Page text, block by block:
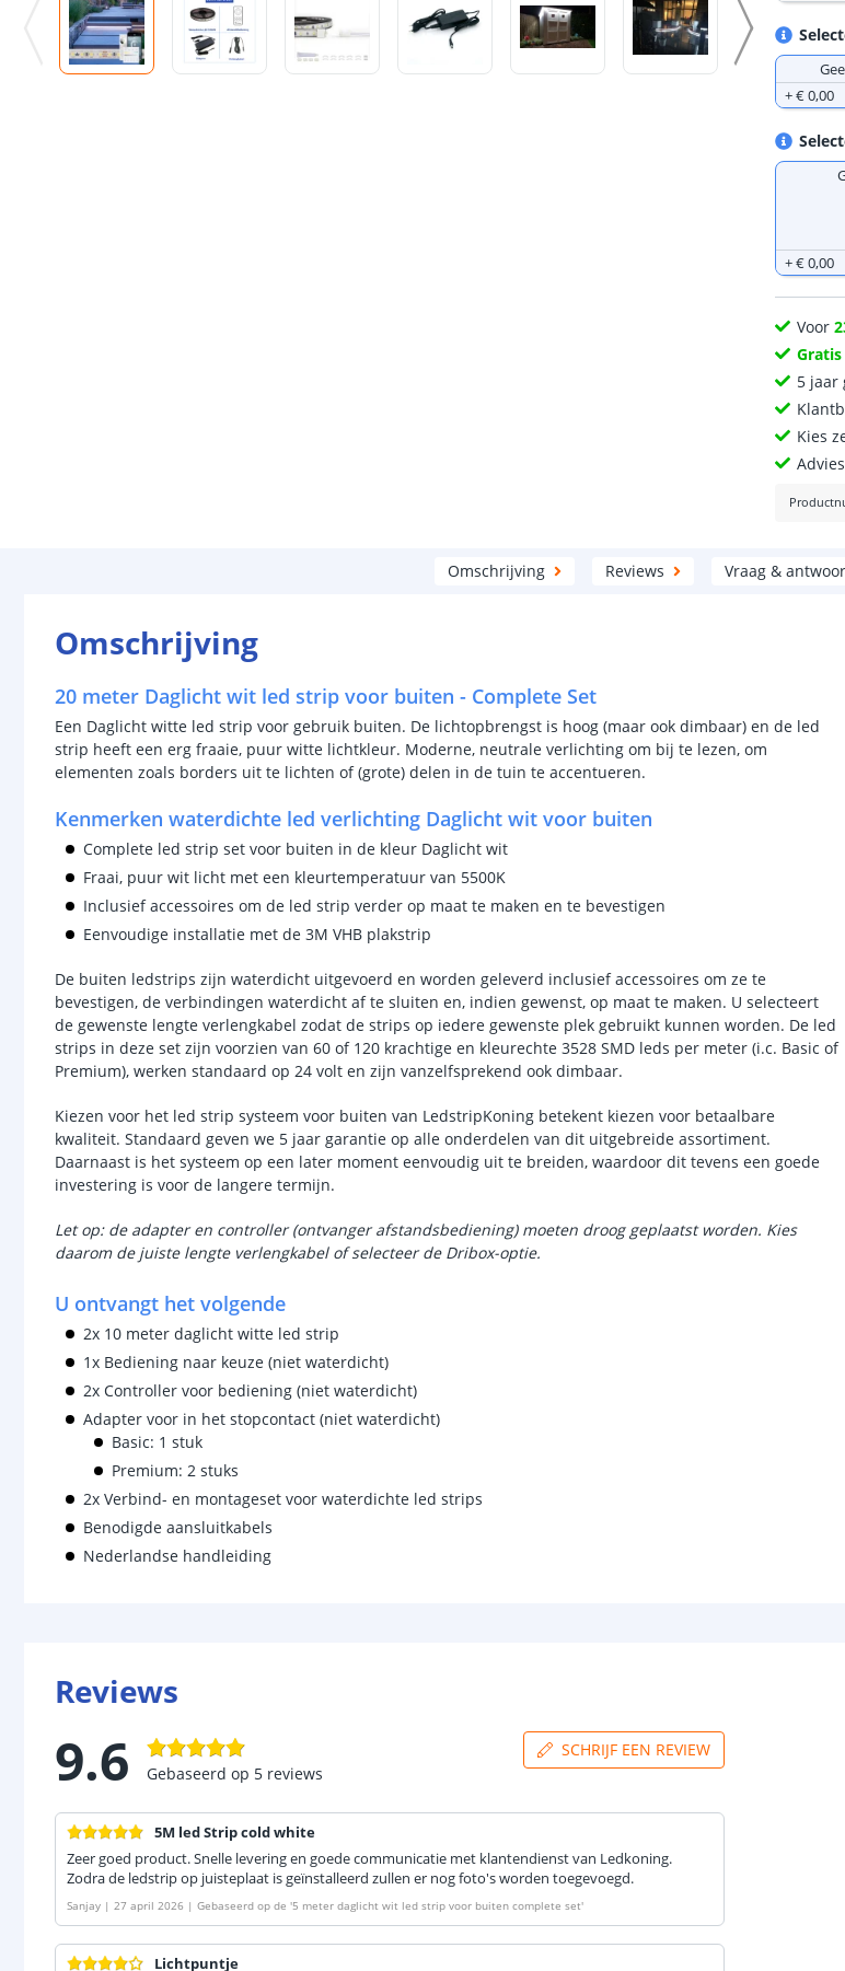
+€ 0,00
+€ 0,00
Voor
Gratis
5 jaar
Kies
Omschrijving Reviews Vraag &
Omschrijving
20 meter Daglicht wit led strip voor buiten - Complete Set
Een Daglicht witte led strip voor gebruik buiten. De lichtopbrengst is hoog (maar ook dimbaar) en de led
strip heeft een erg fraaie, puur witte lichtkleur. Moderne, neutrale verlichting om bij te lezen, om
elementen zoals borders uit te lichten of (grote) delen in de tuin te accentueren.
Kenmerken waterdichte led verlichting Daglicht wit voor buiten
Complete led strip set voor buiten in de kleur Daglicht wit
Fraai, puur wit licht met een kleurtemperatuur van 5500K
Inclusief accessoires om de led strip verder op maat te maken en te bevestigen
Eenvoudige installatie met de 3M VHB plakstrip
De buiten ledstrips zijn waterdicht uitgevoerd en worden geleverd inclusief accessoires om ze te
bevestigen, de verbindingen waterdicht af te sluiten en, indien gewenst, op maat te maken. U selecteert
de gewenste lengte verlengkabel zodat de strips op iedere gewenste plek gebruikt kunnen worden. De led
strips in deze set zijn voorzien van 60 of 120 krachtige en kleurechte 3528 SMD leds per meter (i.c. Basic of
Premium), werken standaard op 24 volt en zijn vanzelfsprekend ook dimbaar.
Kiezen voor het led strip systeem voor buiten van LedstripKoning betekent kiezen voor betaalbare
kwaliteit. Standaard geven we 5 jaar garantie op alle onderdelen van dit uitgebreide assortiment.
Daarnaast is het systeem op een later moment eenvoudig uit te breiden, waardoor dit tevens een goede
investering is voor de langere termijn.
Let op: de adapter en controller (ontvanger afstandsbediening) moeten droog geplaatst worden. Kies
daarom de juiste lengte verlengkabel of selecteer de Dribox-optie.
U ontvangt het volgende
2x 10 meter daglicht witte led strip
1x Bediening naar keuze (niet waterdicht)
2x Controller voor bediening (niet waterdicht)
Adapter voor in het stopcontact (niet waterdicht)
Basic: 1 stuk
Premium: 2 stuks
2x Verbind- en montageset voor waterdichte led strips
Benodigde aansluitkabels
Nederlandse handleiding
Reviews
9.6 Gebaseerd op 5 reviews
SCHRIJF EEN REVIEW
5M led Strip cold white
Zeer goed product. Snelle levering en goede communicatie met klantendienst van Ledkoning.
Zodra de ledstrip op juisteplaat is geïnstalleerd zullen er nog foto's worden toegevoegd.
Sanjay | 27 april 2026 | Gebaseerd op de '5 meter daglicht wit led strip voor buiten complete set'
Lichtpuntje